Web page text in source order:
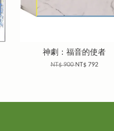
神劇：福音的使者
NT$ 900NT$ 792